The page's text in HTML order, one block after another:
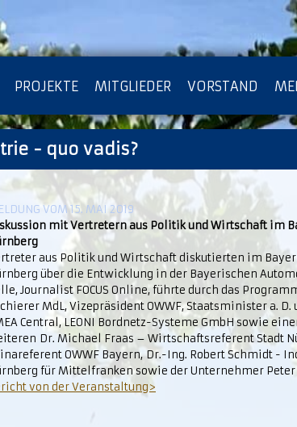
PROJEKTE MITGLIEDER VORSTAND
DATENSCHUTZ ARCHIV
- quo vadis?
VOM 15. MAI 2019
mit Vertretern aus Politik und Wirtschaft im
aus Politik und Wirtschaft diskutierten im
über die Entwicklung in der Bayerischen
Journalist FOCUS Online, führte durch das
MdL, Vizepräsident OWWF, Staatsminister a.
Central, LEONI Bordnetz-Systeme GmbH sowie
Dr. Michael Fraas – Wirtschaftsreferent Stadt
OWWF Bayern, Dr.-Ing. Robert Schmidt -
für Mittelfranken sowie der Unternehmer
von der Veranstaltung>